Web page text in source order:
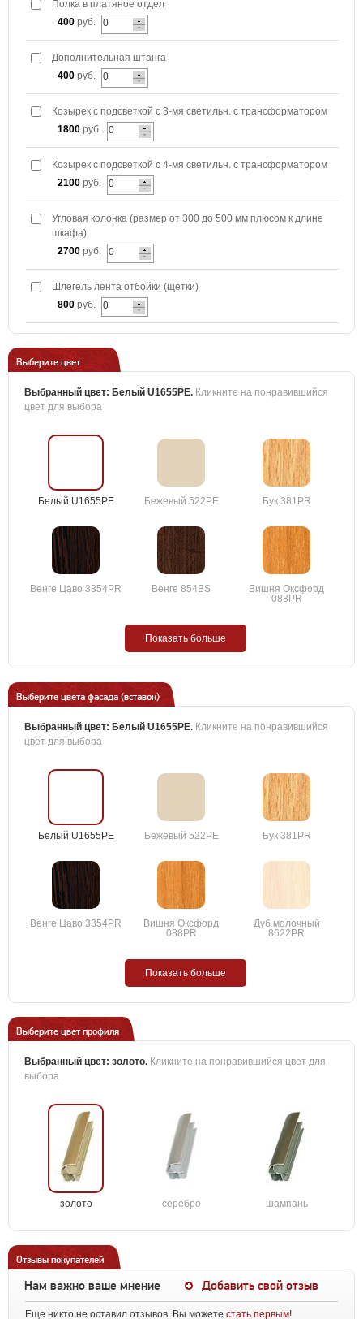
Полка в платяное отдел
400 руб.
Дополнительная штанга
400 руб.
Козырек с подсветкой с 3-мя светильн. с трансформатором
1800 руб.
Козырек с подсветкой с 4-мя светильн. с трансформатором
2100 руб.
Угловая колонка (размер от 300 до 500 мм плюсом к длине
шкафа)
2700 руб.
Шлегель лента отбойки (щетки)
800 руб.
Выберите цвет
Выбранный цвет: Белый U1655PE. Кликните на понравившийся
цвет для выбора
Белый U1655PE Бежевый 522PE Бук 381PR
Венге Цаво 3354PR Венге 854BS
Вишня Оксфорд
088PR
Показать больше
Выберите цвета фасада (вставок)
Выбранный цвет: Белый U1655PE. Кликните на понравившийся
цвет для выбора
Белый U1655PE Бежевый 522PE Бук 381PR
Венге Цаво 3354PR
Вишня Оксфорд
088PR
Дуб молочный
8622PR
Показать больше
Выберите цвет профиля
Выбранный цвет: золото. Кликните на понравившийся цвет для
выбора
золото серебро шампань
Отзывы покупателей
Нам важно ваше мнение Добавить свой отзыв
Еще никто не оставил отзывов. Вы можете стать первым!